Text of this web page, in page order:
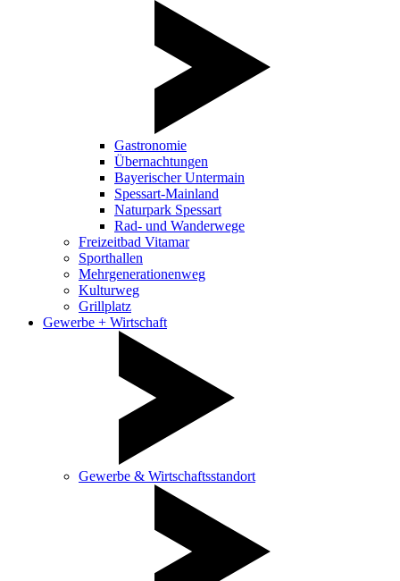
Gastronomie
Übernachtungen
Bayerischer Untermain
Spessart-Mainland
Naturpark Spessart
Rad- und Wanderwege
Freizeitbad Vitamar
Sporthallen
Mehrgenerationenweg
Kulturweg
Grillplatz
Gewerbe + Wirtschaft
Gewerbe & Wirtschaftsstandort